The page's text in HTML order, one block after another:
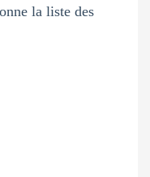
la liste des